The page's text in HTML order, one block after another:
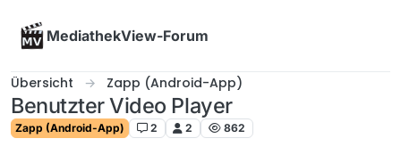
MediathekView-Forum
Übersicht Zapp (Android-App)
Benutzter Video Player
Zapp (Android-App) 2 2 862